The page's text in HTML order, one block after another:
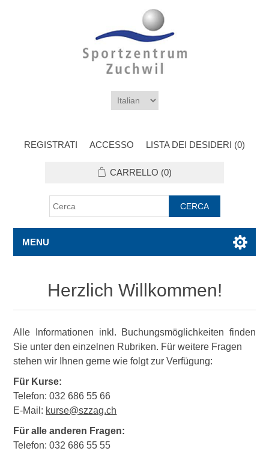
REGISTRATI ACCESSO LISTA DEI DESIDERI (0)
CARRELLO (0)
MENU
Herzlich Willkommen!
Alle Informationen inkl. Buchungsmöglichkeiten finden
Sie unter den einzelnen Rubriken. Für weitere Fragen
stehen wir Ihnen gerne wie folgt zur Verfügung:
Für Kurse:
Telefon: 032 686 55 66
E-Mail: kurse@szzag.ch
Für alle anderen Fragen:
Telefon: 032 686 55 55